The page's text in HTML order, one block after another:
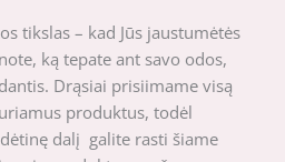
tikslas – kad Jūs jaustumėtės
ką tepate ant savo odos,
Drąsiai prisiimame visą
produktus, todėl
dalį galite rasti šiame